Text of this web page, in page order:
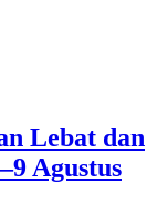
Lebat dan
Agustus